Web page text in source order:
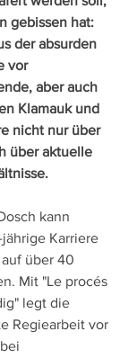
gebissen hat:
der absurden
vor
aber auch
Klamauk und
nicht nur über
über aktuelle
kann
Karriere
über 40
Mit "Le procés
legt die
Regiearbeit vor